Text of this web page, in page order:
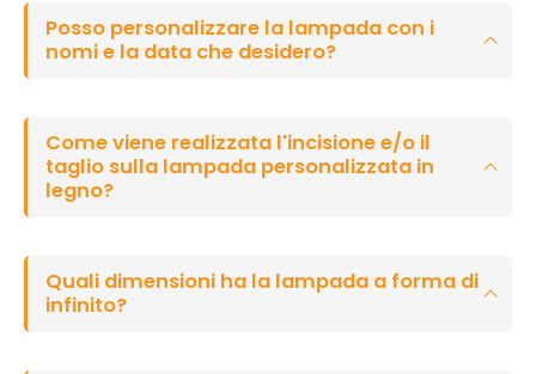
Posso personalizzare la lampada con i
nomi e la data che desidero?
Come viene realizzata l'incisione e/o il
taglio sulla lampada personalizzata in
legno?
Quali dimensioni ha la lampada a forma di
infinito?